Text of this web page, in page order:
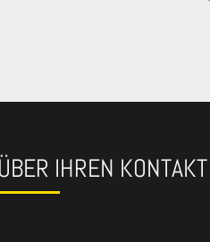
IHREN KONTAKT